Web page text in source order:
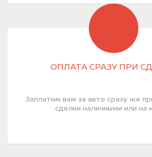
ОПЛАТА СРАЗУ ПРИ
Заплатим вам за авто сразу же
сделки наличными или на